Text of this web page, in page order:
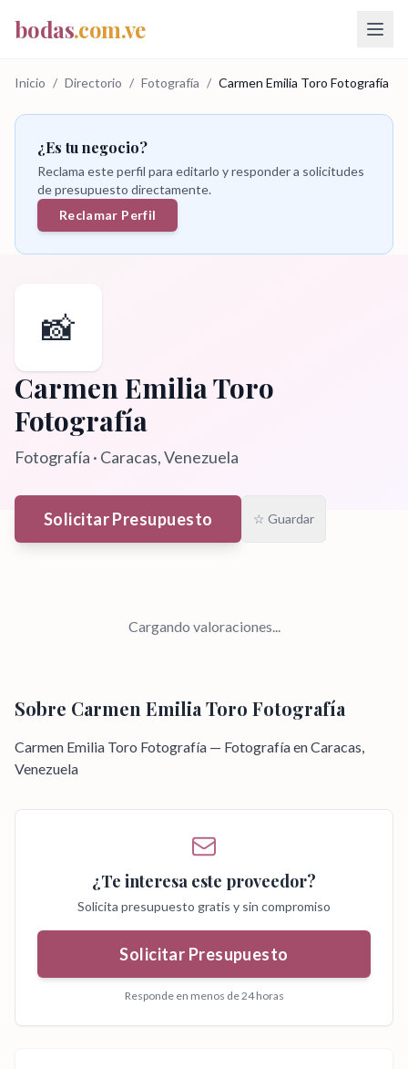
bodas.com.ve
Inicio / Directorio / Fotografía / Carmen Emilia Toro Fotografía
¿Es tu negocio?
Reclama este perfil para editarlo y responder a solicitudes
de presupuesto directamente.
Reclamar Perfil
📸
Carmen Emilia Toro
Fotografía
Fotografía · Caracas, Venezuela
Solicitar Presupuesto ☆ Guardar
Cargando valoraciones...
Sobre Carmen Emilia Toro Fotografía
Carmen Emilia Toro Fotografía — Fotografía en Caracas,
Venezuela
¿Te interesa este proveedor?
Solicita presupuesto gratis y sin compromiso
Solicitar Presupuesto
Responde en menos de 24 horas